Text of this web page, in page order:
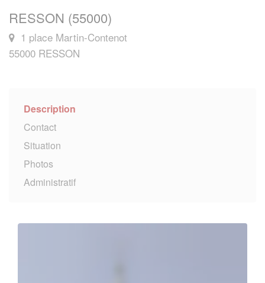
RESSON (55000)
1 place Martin-Contenot
55000 RESSON
Description
Contact
Situation
Photos
Administratif